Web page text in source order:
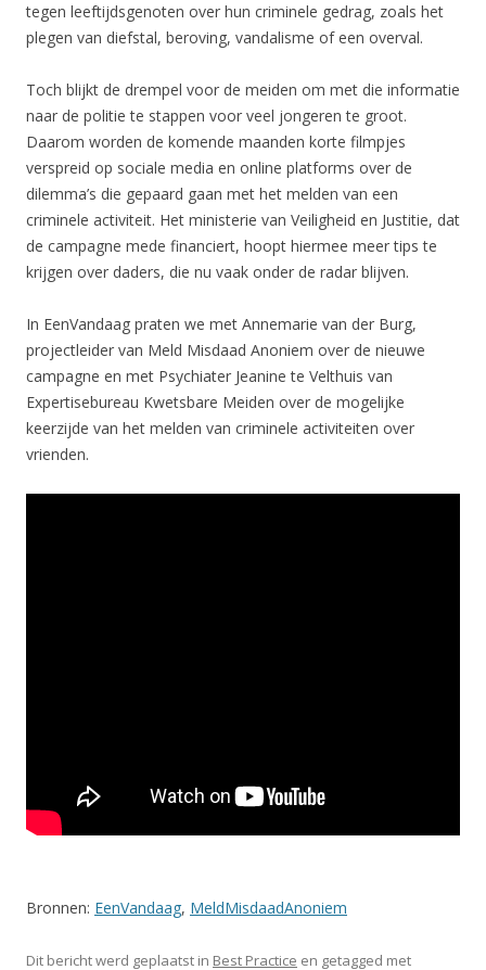
tegen leeftijdsgenoten over hun criminele gedrag, zoals het
plegen van diefstal, beroving, vandalisme of een overval.
Toch blijkt de drempel voor de meiden om met die informatie
naar de politie te stappen voor veel jongeren te groot.
Daarom worden de komende maanden korte filmpjes
verspreid op sociale media en online platforms over de
dilemma’s die gepaard gaan met het melden van een
criminele activiteit. Het ministerie van Veiligheid en Justitie, dat
de campagne mede financiert, hoopt hiermee meer tips te
krijgen over daders, die nu vaak onder de radar blijven.
In EenVandaag praten we met Annemarie van der Burg,
projectleider van Meld Misdaad Anoniem over de nieuwe
campagne en met Psychiater Jeanine te Velthuis van
Expertisebureau Kwetsbare Meiden over de mogelijke
keerzijde van het melden van criminele activiteiten over
vrienden.
Bronnen: EenVandaag, MeldMisdaadAnoniem
Dit bericht werd geplaatst in Best Practice en getagged met